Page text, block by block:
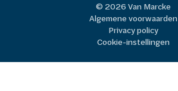
© 2026 Van Marcke
Algemene voorwaarden
Privacy policy
Cookie-instellingen